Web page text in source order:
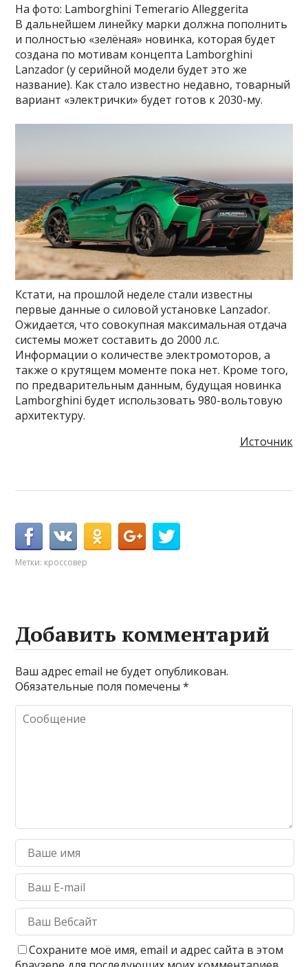
На фото: Lamborghini Temerario Alleggerita
В дальнейшем линейку марки должна пополнить
и полностью «зелёная» новинка, которая будет
создана по мотивам концепта Lamborghini
Lanzador (у серийной модели будет это же
название). Как стало известно недавно, товарный
вариант «электрички» будет готов к 2030-му.
Кстати, на прошлой неделе стали известны
первые данные о силовой установке Lanzador.
Ожидается, что совокупная максимальная отдача
системы может составить до 2000 л.с.
Информации о количестве электромоторов, а
также о крутящем моменте пока нет. Кроме того,
по предварительным данным, будущая новинка
Lamborghini будет использовать 980-вольтовую
архитектуру.
Источник
Метки: кроссовер
Добавить комментарий
Ваш адрес email не будет опубликован.
Обязательные поля помечены*
Сохраните моё имя, email и адрес сайта в этом